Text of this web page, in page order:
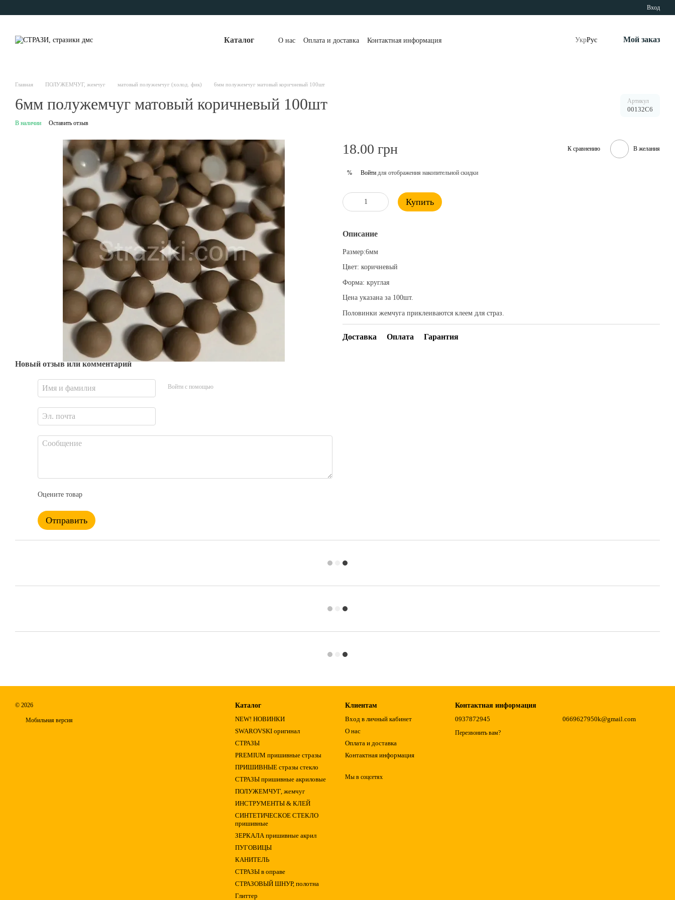
Вход
Каталог О нас Оплата и доставка Контактная информация УкрРус Мой заказ
Главная ПОЛУЖЕМЧУГ, жемчуг матовый полужемчуг (холод. фик) 6мм полужемчуг матовый коричневый 100шт
6мм полужемчуг матовый коричневый 100шт Артикул
00132С6
В наличии Оставить отзыв
Новый отзыв или комментарий
Войти с помощью
Оцените товар
Отправить
18.00 грн К сравнению В желания
% Войти для отображения накопительной скидки
Купить
Описание
Размер:6мм
Цвет: коричневый
Форма: круглая
Цена указана за 100шт.
Половинки жемчуга приклеиваются клеем для страз.
Доставка Оплата Гарантия
© 2026
Мобильная версия
Каталог
NEW! НОВИНКИ
SWAROVSKI оригинал
СТРАЗЫ
PREMIUM пришивные стразы
ПРИШИВНЫЕ стразы стекло
СТРАЗЫ пришивные акриловые
ПОЛУЖЕМЧУГ, жемчуг
ИНСТРУМЕНТЫ & КЛЕЙ
СИНТЕТИЧЕСКОЕ СТЕКЛО
пришивные
ЗЕРКАЛА пришивные акрил
ПУГОВИЦЫ
КАНИТЕЛЬ
СТРАЗЫ в оправе
СТРАЗОВЫЙ ШНУР, полотна
Глиттер
Клиентам
Вход в личный кабинет
О нас
Оплата и доставка
Контактная информация
Мы в соцсетях
Контактная информация
0937872945
Перезвонить вам?
0669627950k@gmail.com